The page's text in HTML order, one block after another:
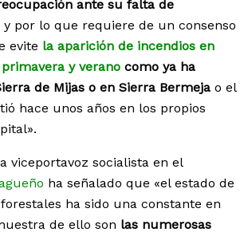
ante su falta de
y por lo que requiere de un consenso
evite la aparición de incendios en
y verano como ya ha
de Mijas o en Sierra Bermeja o el
hace unos años en los propios
viceportavoz socialista en el
ha señalado que «el estado de
ha sido una constante en
de ello son las numerosas